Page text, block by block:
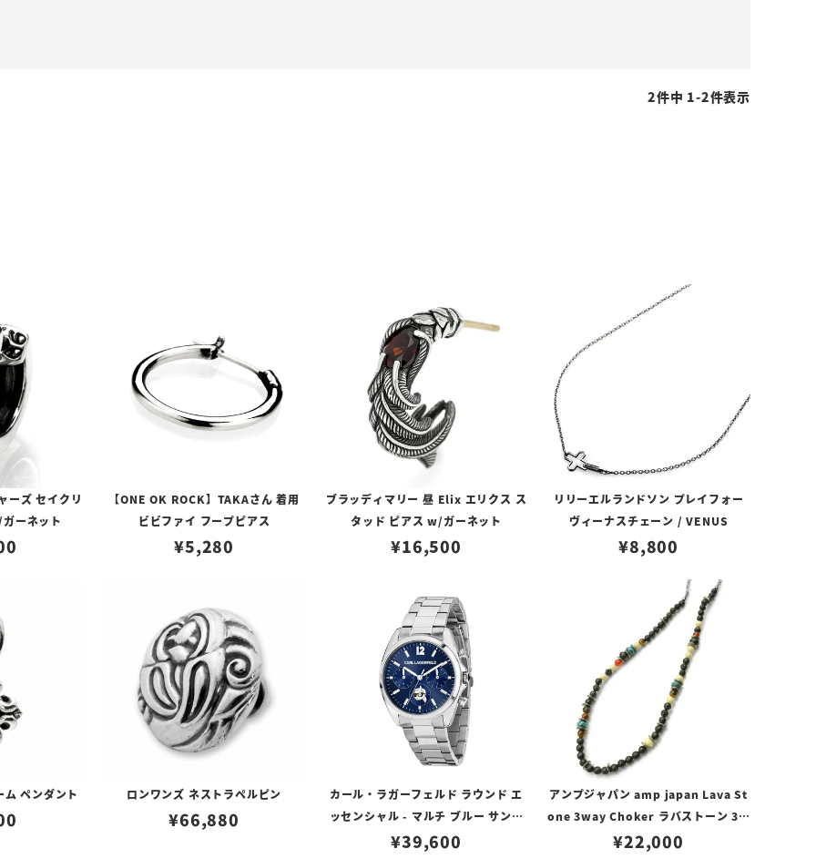
2件中 1-2件表示
ーズ セイクリ
ーネット
【ONE OK ROCK】TAKAさん 着用
ビビファイ フープピアス
¥5,280
ブラッディマリー 昼 Elix エリクス ス
タッド ピアス w/ガーネット
¥16,500
リリーエルランドソン プレイフォー
ヴィーナスチェーン / VENUS
¥8,800
ペンダント ロンワンズ ネストラペルピン
¥66,880
カール・ラガーフェルド ラウンド エ
ッセンシャル - マルチ ブルー サンレ
イ アイコン ダイヤル シルバー
¥39,600
アンプジャパン amp japan Lava St
one 3way Choker ラバストーン 3W
AYチョーカー
¥22,000